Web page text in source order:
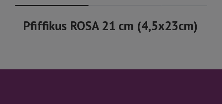
Pfiffikus ROSA 21 cm (4,5x23cm)